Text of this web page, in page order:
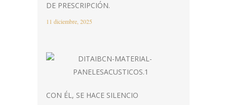
DE PRESCRIPCIÓN.
11 diciembre, 2025
CON ÉL, SE HACE SILENCIO